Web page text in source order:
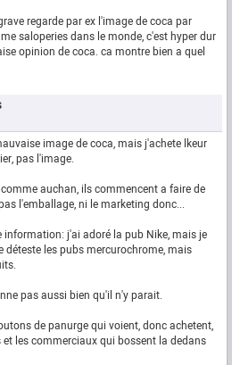
regarde par ex l'image de coca par
saloperies dans le monde, c'est hyper dur
opinion de coca. ca montre bien a quel
image de coca, mais j'achete lkeur
pas l'image.
auchan, ils commencent a faire de
l'emballage, ni le marketing donc...
information: j'ai adoré la pub Nike, mais je
déteste les pubs mercurochrome, mais
pas aussi bien qu'il n'y parait.
de panurge qui voient, donc achetent,
les commerciaux qui bossent la dedans